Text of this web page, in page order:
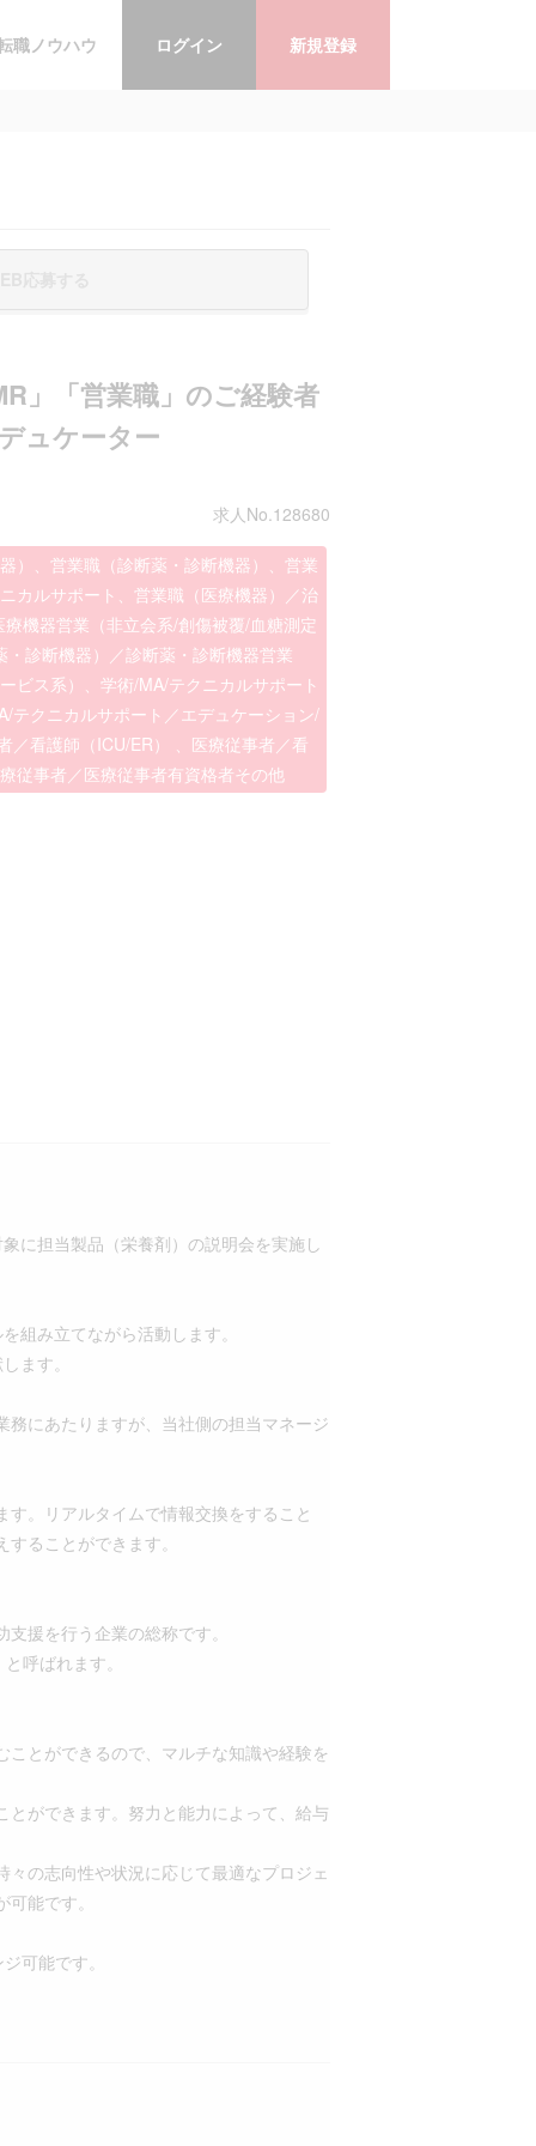
職ノウハウ ログイン 新規登録
」「営業職」のご経験者
ュケーター
求人No.128680
）、営業職（診断薬・診断機器）、営業
カルサポート、営業職（医療機器）／治
機器営業（非立会系/創傷被覆/血糖測定
診断機器）／診断薬・診断機器営業
ビス系）、学術/MA/テクニカルサポート
テクニカルサポート／エデュケーション/
／看護師（ICU/ER） 、医療従事者／看
従事者／医療従事者有資格者その他
に担当製品（栄養剤）の説明会を実施し
組み立てながら活動します。
ます。
にあたりますが、当社側の担当マネージ
。リアルタイムで情報交換をすること
ることができます。
援を行う企業の総称です。
呼ばれます。
とができるので、マルチな知識や経験を
ができます。努力と能力によって、給与
の志向性や状況に応じて最適なプロジェ
能です。
可能です。